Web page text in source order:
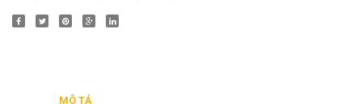
MÔ TẢ